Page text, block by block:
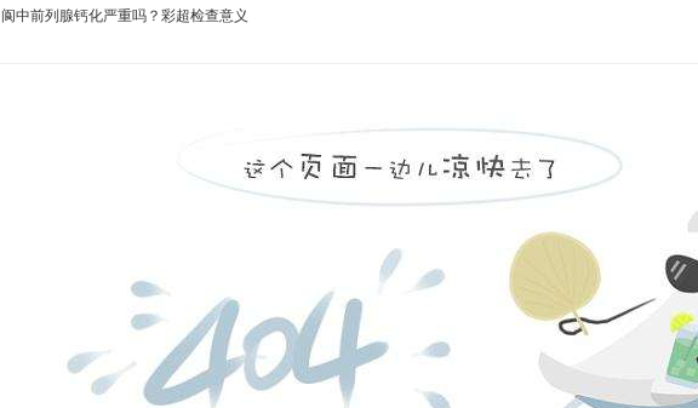
阆中前列腺钙化严重吗？彩超检查意义